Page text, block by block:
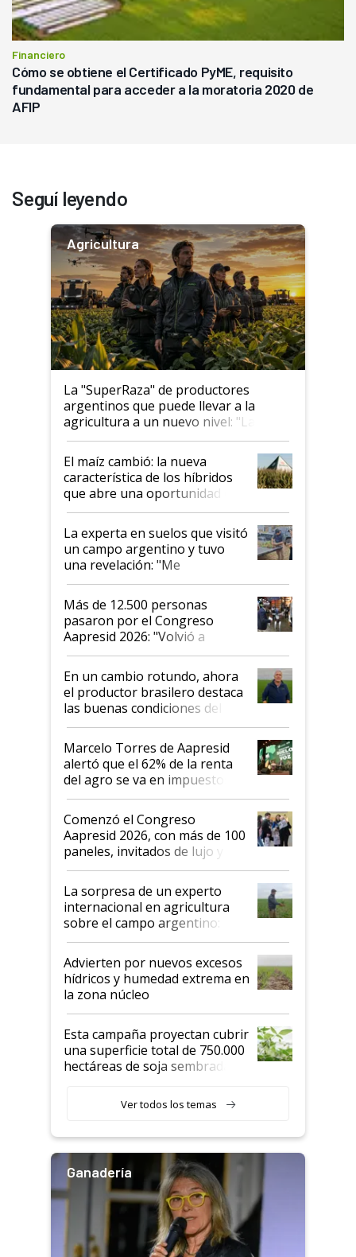
Financiero
Cómo se obtiene el Certificado PyME, requisito
fundamental para acceder a la moratoria 2020 de
AFIP
Seguí leyendo
Agricultura
La "SuperRaza" de productores
argentinos que puede llevar a la
agricultura a un nuevo nivel: "Las
posibilidades de crecimiento son
infinitas"
El maíz cambió: la nueva
característica de los híbridos
que abre una oportunidad en
el lote
La experta en suelos que visitó
un campo argentino y tuvo
una revelación: "Me
impresionó mucho"
Más de 12.500 personas
pasaron por el Congreso
Aapresid 2026: "Volvió a
demostrar que hablar del
suelo es hablar de todo el
sistema productivo"
En un cambio rotundo, ahora
el productor brasilero destaca
las buenas condiciones del
agro argentino para invertir:
"Los veo más motivados"
Marcelo Torres de Aapresid
alertó que el 62% de la renta
del agro se va en impuestos:
"No es bueno que en
Argentina se sigan discutiendo
las mismas cosas de hace 50
años"
Comenzó el Congreso
Aapresid 2026, con más de 100
paneles, invitados de lujo y
todas las tendencias
La sorpresa de un experto
internacional en agricultura
sobre el campo argentino:
"Estoy muy impresionado"
Advierten por nuevos excesos
hídricos y humedad extrema en
la zona núcleo
Esta campaña proyectan cubrir
una superficie total de 750.000
hectáreas de soja sembradas
variedades que marcan un
salto tecnológico en genética y
Ver todos los temas
Ganadería